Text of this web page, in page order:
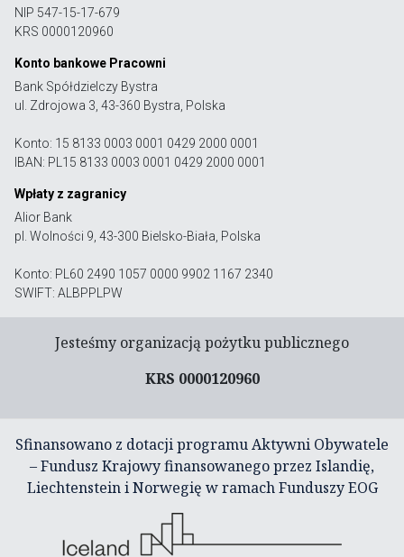
NIP 547-15-17-679
KRS 0000120960
Konto bankowe Pracowni
Bank Spółdzielczy Bystra
ul. Zdrojowa 3, 43-360 Bystra, Polska
Konto: 15 8133 0003 0001 0429 2000 0001
IBAN: PL15 8133 0003 0001 0429 2000 0001
Wpłaty z zagranicy
Alior Bank
pl. Wolności 9, 43-300 Bielsko-Biała, Polska
Konto: PL60 2490 1057 0000 9902 1167 2340
SWIFT: ALBPPLPW
Jesteśmy organizacją pożytku publicznego
KRS 0000120960
Sfinansowano z dotacji programu Aktywni Obywatele
– Fundusz Krajowy finansowanego przez Islandię,
Liechtenstein i Norwegię w ramach Funduszy EOG